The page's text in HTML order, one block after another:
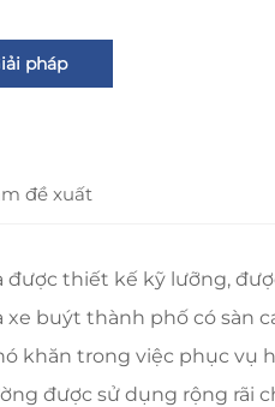
pháp
đề xuất
được thiết kế kỹ lưỡng,
buýt thành phố có sàn
khăn trong việc phục vụ
được sử dụng rộng rãi